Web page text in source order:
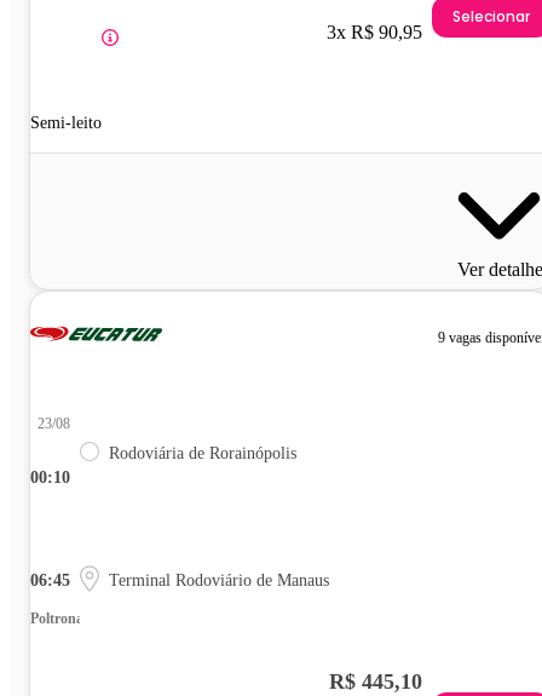
Semi-leito
3x R$ 90,95
Selecionar
Ver
9 vagas
00:10
23/08
Rodoviária de Rorainópolis
06:45 Terminal Rodoviário de Manaus
Poltrona
R$ 445,10